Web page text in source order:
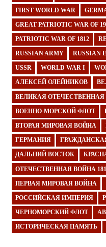
FIRST WORLD WAR
GREAT PATRIOTIC WAR OF
PATRIOTIC WAR OF 1812
RUSSIAN ARMY RUSSIAN
USSR WORLD WAR I
АЛЕКСЕЙ ОЛЕЙНИКОВ
ВЕЛИКАЯ ОТЕЧЕСТВЕННАЯ
ВОЕННО-МОРСКОЙ ФЛОТ
ВТОРАЯ МИРОВАЯ ВОЙНА
ГЕРМАНИЯ
ДАЛЬНИЙ ВОСТОК
ОТЕЧЕСТВЕННАЯ ВОЙНА
ПЕРВАЯ МИРОВАЯ ВОЙНА
РОССИЙСКАЯ ИМПЕРИЯ
ЧЕРНОМОРСКИЙ ФЛОТ
ИСТОРИЧЕСКАЯ ПАМЯТЬ